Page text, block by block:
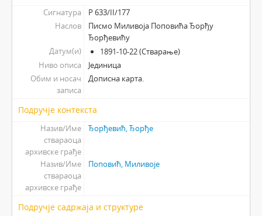
Сигнатура
Р 633/II/177
Наслов
Писмо Миливоја Поповића Ђорђу
Ђорђевићу
Датум(и)
1891-10-22 (Стварање)
Ниво описа
Јединица
Обим и носач
записа
Дописна карта.
Подручје контекста
Назив/Име
ствараоца
архивске грађе
Ђорђевић, Ђорђе
Назив/Име
ствараоца
архивске грађе
Поповић, Миливоје
Подручје садржаја и структуре